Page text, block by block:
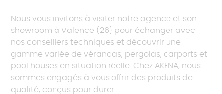
Nous vous invitons à visiter notre agence et son
showroom à Valence (26) pour échanger avec
nos conseillers techniques et découvrir une
gamme variée de vérandas, pergolas, carports et
pool houses en situation réelle. Chez AKENA, nous
sommes engagés à vous offrir des produits de
qualité, conçus pour durer.